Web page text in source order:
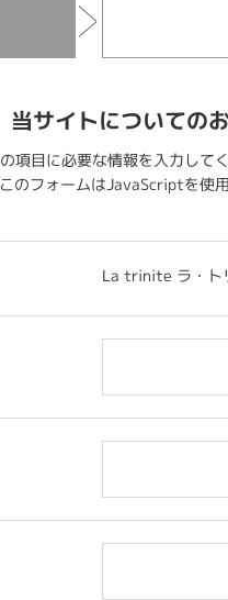
当サイトについての
項目に必要な情報を入力して
このフォームはJavaScriptを使
La trinite ラ・ト